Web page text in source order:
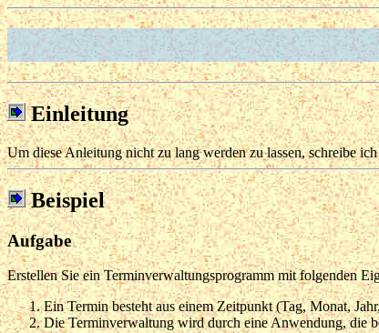
Einleitung
Um diese Anleitung nicht zu lang werden zu lassen, schreibe
Beispiel
Aufgabe
Erstellen Sie ein Terminverwaltungsprogramm mit folgenden
Ein Termin besteht aus einem Zeitpunkt (Tag, Monat,
Die Terminverwaltung wird durch eine Anwendung, die